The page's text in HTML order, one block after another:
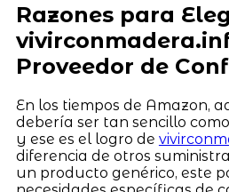
Razones para
Proveedor de
En los tiempos de Amazon,
debería ser tan sencillo
y ese es el logro de
diferencia de otros
un producto genérico, este